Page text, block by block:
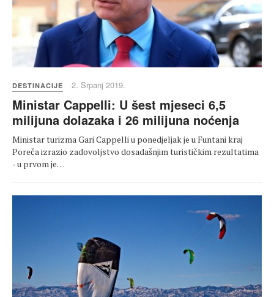
DESTINACIJE 2. Srpanj 2019.
Ministar Cappelli: U šest mjeseci 6,5
milijuna dolazaka i 26 milijuna noćenja
Ministar turizma Gari Cappelli u ponedjeljak je u Funtani kraj
Poreča izrazio zadovoljstvo dosadašnjim turističkim rezultatima
- u prvom je…